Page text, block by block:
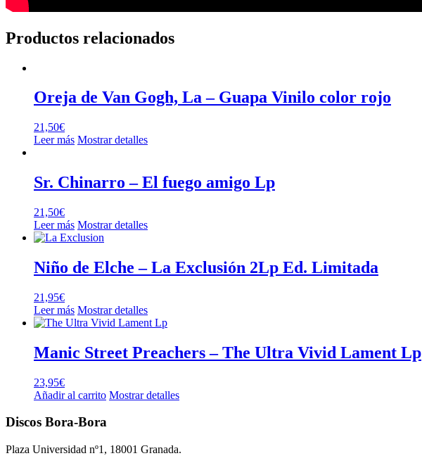
Productos relacionados
Oreja de Van Gogh, La – Guapa Vinilo color rojo
21,50€
Leer más Mostrar detalles
Sr. Chinarro – El fuego amigo Lp
21,50€
Leer más Mostrar detalles
Niño de Elche – La Exclusión 2Lp Ed. Limitada
21,95€
Leer más Mostrar detalles
Manic Street Preachers – The Ultra Vivid Lament Lp
23,95€
Añadir al carrito Mostrar detalles
Discos Bora-Bora
Plaza Universidad nº1, 18001 Granada.